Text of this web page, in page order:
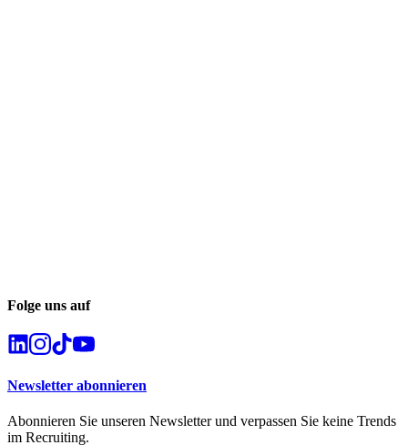
Folge uns auf
Newsletter abonnieren
Abonnieren Sie unseren Newsletter und verpassen Sie keine Trends
im Recruiting.